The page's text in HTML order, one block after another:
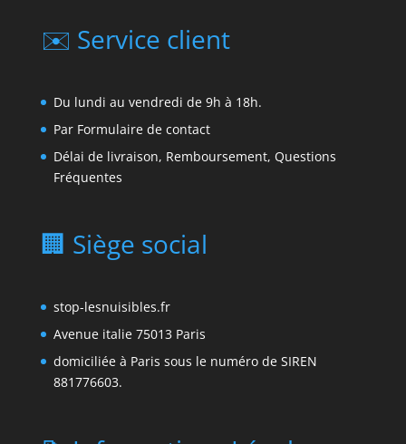
✉️ Service client
Du lundi au vendredi de 9h à 18h.
Par Formulaire de contact
Délai de livraison, Remboursement, Questions
Fréquentes
🏢 Siège social
stop-lesnuisibles.fr
Avenue italie 75013 Paris
domiciliée à Paris sous le numéro de SIREN
881776603.